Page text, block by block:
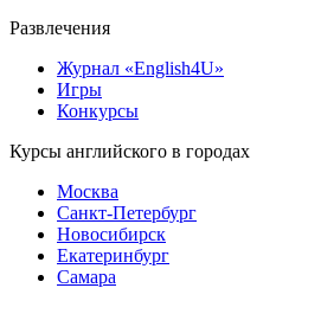
Развлечения
Журнал «English4U»
Игры
Конкурсы
Курсы английского в городах
Москва
Санкт-Петербург
Новосибирск
Екатеринбург
Самара